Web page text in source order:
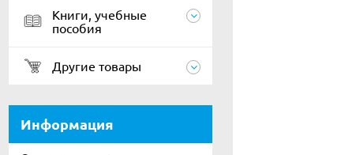
Книги, учебные
пособия
Другие товары
Информация